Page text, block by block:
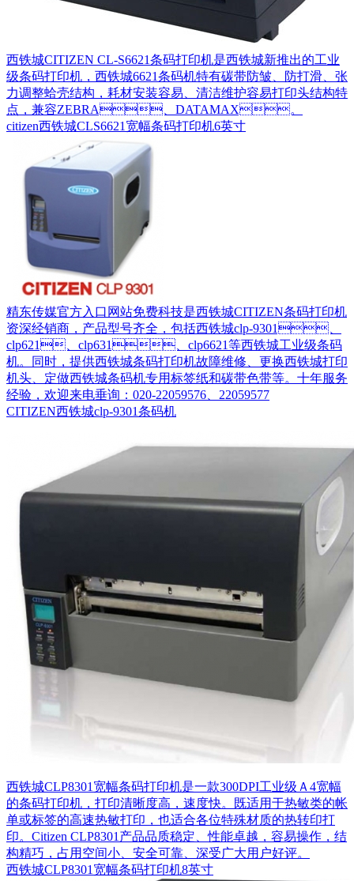
西铁城CITIZEN CL-S6621条码打印机是西铁城新推出的工业
级条码打印机，西铁城6621条码机特有碳带防皱、防打滑、张
力调整蛤壳结构，耗材安装容易、清洁维护容易打印头结构特
点，兼容ZEBRA、DATAMAX。
citizen西铁城CLS6621宽幅条码打印机6英寸
精东传媒官方入口网站免费科技是西铁城CITIZEN条码打印机
资深经销商，产品型号齐全，包括西铁城clp-9301、
clp621、clp631、clp6621等西铁城工业级条码
机。同时，提供西铁城条码打印机故障维修、更换西铁城打印
机头、定做西铁城条码机专用标签纸和碳带色带等。十年服务
经验，欢迎来电垂询：020-22059576、22059577
CITIZEN西铁城clp-9301条码机
西铁城CLP8301宽幅条码打印机是一款300DPI工业级Ａ4宽幅
的条码打印机，打印清晰度高，速度快。既适用于热敏类的帐
单或标签的高速热敏打印，也适合各位特殊材质的热转印打
印。Citizen CLP8301产品品质稳定、性能卓越，容易操作，结
构精巧，占用空间小、安全可靠、深受广大用户好评。
西铁城CLP8301宽幅条码打印机8英寸